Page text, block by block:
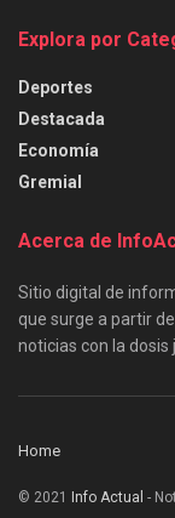
Explora por
Deportes
Destacada
Economía
Gremial
Acerca de
Sitio digital de
que surge a partir
noticias con la dosis
Home
© 2021 Info Actual -